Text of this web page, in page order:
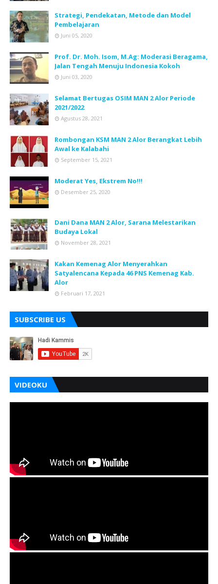
Strategi, Pendekatan, Metode dan Model
Pembelajaran
Juni 05, 2020
Prof. Dr. Moh. Isom, M.Ag: Moderasi Beragama,
Jalan Tengah Menuju Indonesia Kokoh
Juni 03, 2020
Selamat Bertugas OSIM MAN 2 Alor Periode
2021/2022
Agustus 28, 2021
Rombongan KSM MAN 2 Alor Berangkat Lebih
Awal ke Kalabahi
September 15, 2021
Moderat Yes, Ekstrem No!!!
Desember 25, 2020
Dani Dana MAN 2 Alor, Sarana Melestarikan
Budaya Lokal
November 28, 2021
Kakan Kemenag Alor Menyerahkan
Satyalencana Kepada 46 PNS Kemenag Kab.
Alor
Februari 17, 2021
SUBSCRIBE US
VIDEOKU